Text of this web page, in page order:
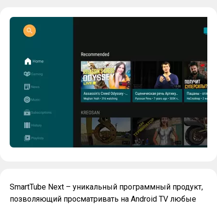
SmartTube Next – уникальный программный продукт,
позволяющий просматривать на Android TV любые